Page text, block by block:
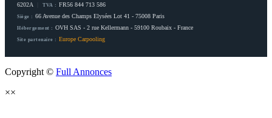
6202A TVA : FR56 844 713 586
Siège : 66 Avenue des Champs Elysées Lot 41 - 75008 Paris
Hébergement : OVH SAS - 2 rue Kellermann - 59100 Roubaix - France
Site partenaire : Europe Carpooling
Copyright © Full Annonces
××